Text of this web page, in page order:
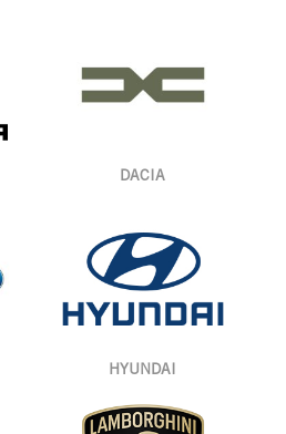
DACIA
HYUNDAI